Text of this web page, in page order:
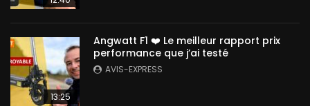
13:25
Angwatt F1 ❤️ Le meilleur rapport prix
performance que j’ai testé
AVIS-EXPRESS